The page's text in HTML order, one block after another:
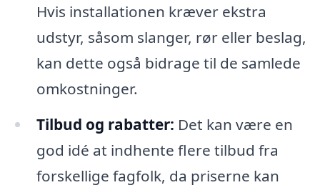
Hvis installationen kræver ekstra
udstyr, såsom slanger, rør eller beslag,
kan dette også bidrage til de samlede
omkostninger.
Tilbud og rabatter: Det kan være en
god idé at indhente flere tilbud fra
forskellige fagfolk, da priserne kan